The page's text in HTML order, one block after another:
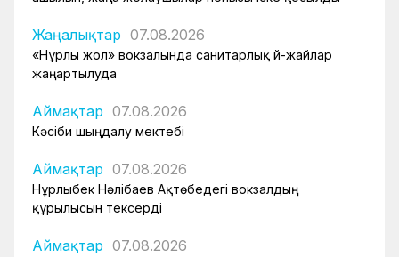
Жаңалықтар 07.08.2026
«Нұрлы жол» вокзалында санитарлық үй-жайлар
жаңартылуда
Аймақтар 07.08.2026
Кәсіби шыңдалу мектебі
Аймақтар 07.08.2026
Нұрлыбек Нәлібаев Ақтөбедегі вокзалдың
құрылысын тексерді
Аймақтар 07.08.2026